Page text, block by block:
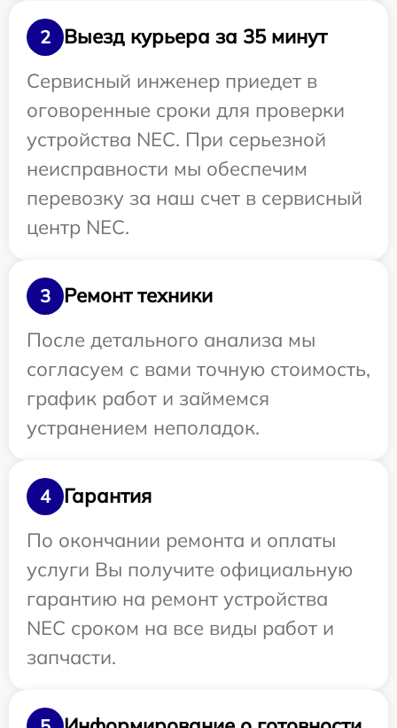
2
Выезд курьера за 35 минут
Сервисный инженер приедет в
оговоренные сроки для проверки
устройства NEC. При серьезной
неисправности мы обеспечим
перевозку за наш счет в сервисный
центр NEC.
3
Ремонт техники
После детального анализа мы
согласуем с вами точную стоимость,
график работ и займемся
устранением неполадок.
4
Гарантия
По окончании ремонта и оплаты
услуги Вы получите официальную
гарантию на ремонт устройства
NEC сроком на все виды работ и
запчасти.